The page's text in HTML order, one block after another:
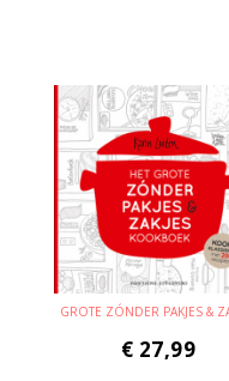
GROTE ZÓNDER PAKJES &
€ 27,99